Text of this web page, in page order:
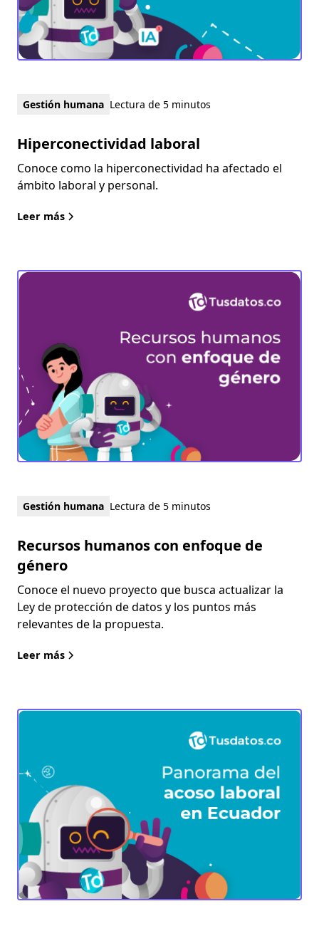
Gestión humana Lectura de 5 minutos
Hiperconectividad laboral
Conoce como la hiperconectividad ha afectado el
ámbito laboral y personal.
Leer más
Gestión humana Lectura de 5 minutos
Recursos humanos con enfoque de
género
Conoce el nuevo proyecto que busca actualizar la
Ley de protección de datos y los puntos más
relevantes de la propuesta.
Leer más